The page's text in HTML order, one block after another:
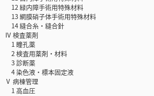
12 緑内障手術用特殊材料
13 網膜硝子体手術用特殊材料
14 縫合糸・縫合針
Ⅳ 検査薬剤
1 瞳孔薬
2 検査用薬剤・材料
3 診断薬
4 染色液・標本固定液
Ⅴ 病棟管理
1 高血圧